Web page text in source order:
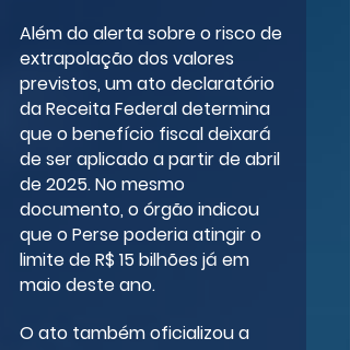
Além do alerta sobre o risco de
extrapolação dos valores
previstos, um ato declaratório
da Receita Federal determina
que o benefício fiscal deixará
de ser aplicado a partir de abril
de 2025. No mesmo
documento, o órgão indicou
que o Perse poderia atingir o
limite de R$ 15 bilhões já em
maio deste ano.
O ato também oficializou a